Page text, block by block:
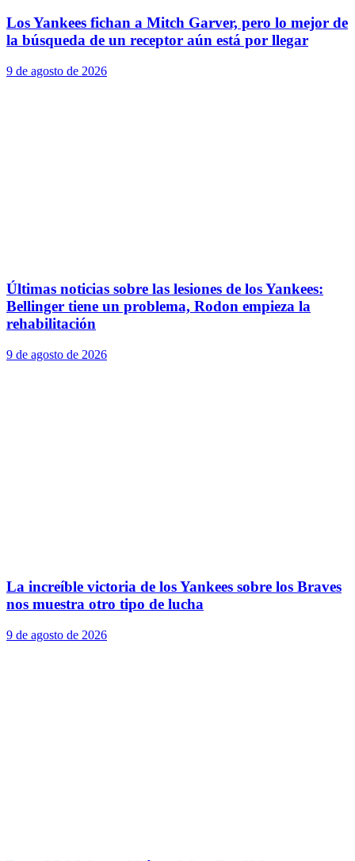
Los Yankees fichan a Mitch Garver, pero lo mejor de
la búsqueda de un receptor aún está por llegar
9 de agosto de 2026
Últimas noticias sobre las lesiones de los Yankees:
Bellinger tiene un problema, Rodon empieza la
rehabilitación
9 de agosto de 2026
La increíble victoria de los Yankees sobre los Braves
nos muestra otro tipo de lucha
9 de agosto de 2026